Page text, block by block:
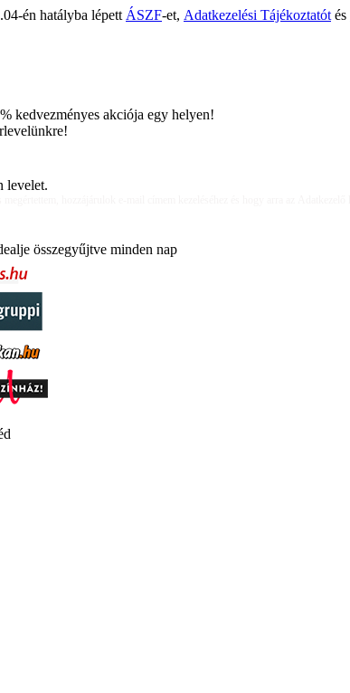
én hatályba lépett ÁSZF-et, Adatkezelési Tájékoztatót és
kedvezményes akciója egy helyen!
levelet.
összegyűjtve minden nap